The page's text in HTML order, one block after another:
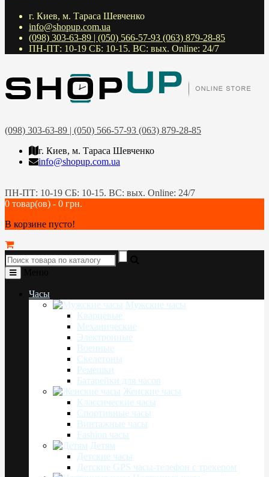
г. Киев, м. Тараса Шевченко
info@shopup.com.ua
(098) 303-63-89 | (050) 566-57-93 (063) 879-28-85
ПН-ПТ: 10-19 СБ: 10-15. ВС: вых. Online: 24/7
(098) 303-63-89 | (050) 566-57-93 (063) 879-28-85
г. Киев, м. Тараса Шевченко
info@shopup.com.ua
ПН-ПТ: 10-19 СБ: 10-15. ВС: вых. Online: 24/7
0 товар(ов) - 0 грн.
В корзине пусто!
Часы
Мужские часы
Кварцевые
Механические
Электронные
Военные
Скелетоны
Ремешки
Батарейки для часов
Женские часы
Классические часы
Спортивные часы
Винтажные часы
Fashion часы
Детям
Детские часы
Детские GPS часы-телефон с трекером